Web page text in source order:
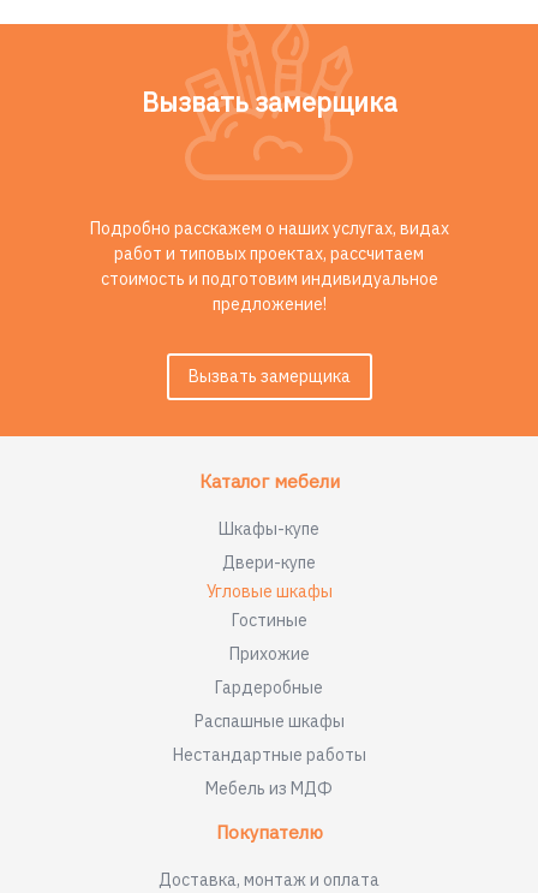
Вызвать замерщика
Подробно расскажем о наших услугах, видах
работ и типовых проектах, рассчитаем
стоимость и подготовим индивидуальное
предложение!
Вызвать замерщика
Каталог мебели
Шкафы-купе
Двери-купе
Угловые шкафы
Гостиные
Прихожие
Гардеробные
Распашные шкафы
Нестандартные работы
Мебель из МДФ
Покупателю
Доставка, монтаж и оплата